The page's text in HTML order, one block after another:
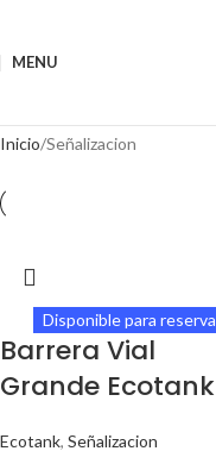
MENU
Inicio Señalizacion
Disponible para reserva
Barrera Vial
Grande Ecotank
Ecotank, Señalizacion